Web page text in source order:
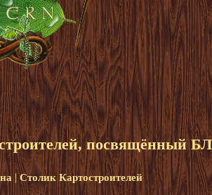
посвящённый
|Столик Картостроителей